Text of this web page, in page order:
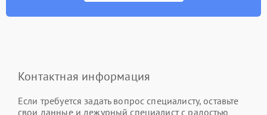
Контактная информация
Если требуется задать вопрос специалисту, оставьте
свои данные и дежурный специалист с радостью